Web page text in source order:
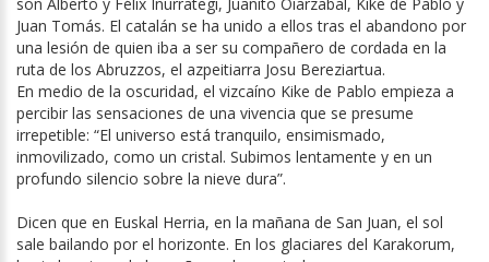
Juan Tomás. El catalán se ha unido a ellos tras el abandono por
una lesión de quien iba a ser su compañero de cordada en la
ruta de los Abruzzos, el azpeitiarra Josu Bereziartua.
En medio de la oscuridad, el vizcaíno Kike de Pablo empieza a
percibir las sensaciones de una vivencia que se presume
irrepetible: “El universo está tranquilo, ensimismado,
inmovilizado, como un cristal. Subimos lentamente y en un
profundo silencio sobre la nieve dura”.
Dicen que en Euskal Herria, en la mañana de San Juan, el sol
sale bailando por el horizonte. En los glaciares del Karakorum,